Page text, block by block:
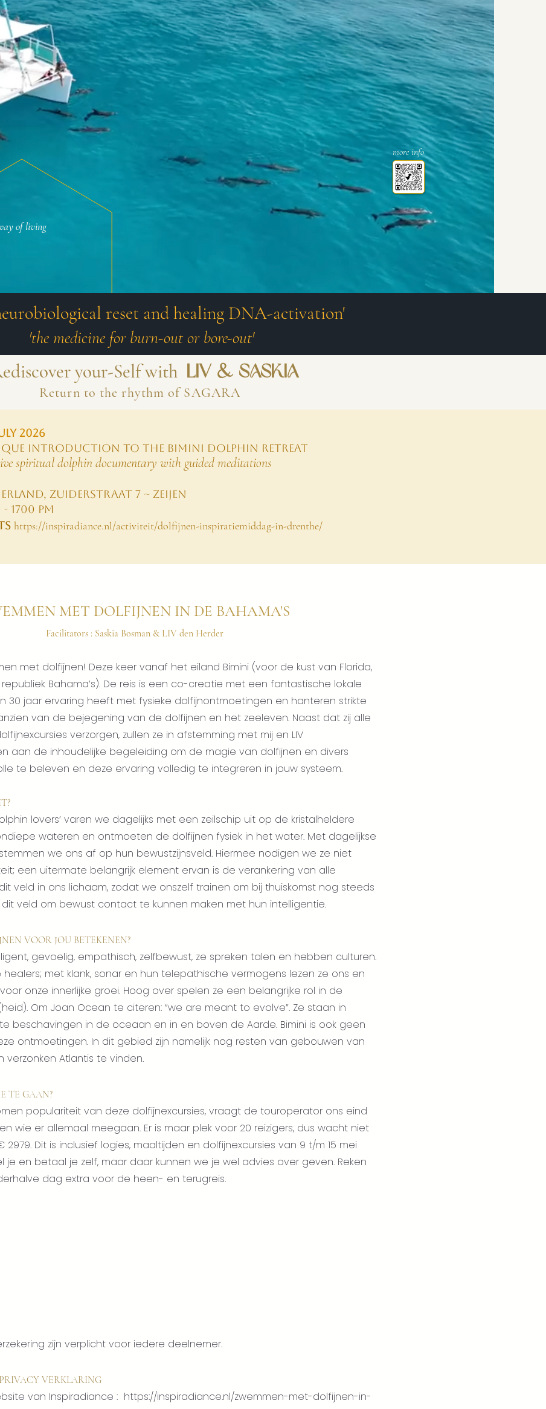
of living
more info
reset and healing DNA-activation'
'the medicine for burn-out or bore-out'
your-Self with LIV & SASKIA
Return to the rhythm of SAGARA
2026
introduction to the Bimini dolphin retreat
spiritual dolphin documentary with guided meditations
Zuiderstraat 7 ~ Zeijen
- 1700 PM
https://inspiradiance.nl/activiteit/dolfijnen-inspiratiemiddag-in-drenthe/
MET DOLFIJNEN IN DE BAHAMA'S
Facilitators : Saskia Bosman & LIV den Herder
met dolfijnen! Deze keer vanaf het eiland Bimini (voor de kust van Florida,
Bahama’s). De reis is een co-creatie met een fantastische lokale
30 jaar ervaring heeft met fysieke dolfijnontmoetingen en hanteren strikte
van de bejegening van de dolfijnen en het zeeleven. Naast dat zij alle
verzorgen, zullen ze in afstemming met mij en LIV
aan de inhoudelijke begeleiding om de magie van dolfijnen en divers
te beleven en deze ervaring volledig te integreren in jouw systeem.
lovers’ varen we dagelijks met een zeilschip uit op de kristalheldere
wateren en ontmoeten de dolfijnen fysiek in het water. Met dagelijkse
we ons af op hun bewustzijnsveld. Hiermee nodigen we ze niet
een uitermate belangrijk element ervan is de verankering van alle
veld in ons lichaam, zodat we onszelf trainen om bij thuiskomst nog steeds
veld om bewust contact te kunnen maken met hun intelligentie.
VOOR JOU BETEKENEN?
gevoelig, empathisch, zelfbewust, ze spreken talen en hebben culturen.
healers; met klank, sonar en hun telepathische vermogens lezen ze ons en
onze innerlijke groei. Hoog over spelen ze een belangrijke rol in de
Om Joan Ocean te citeren: “we are meant to evolve”. Ze staan in
beschavingen in de oceaan en in en boven de Aarde. Bimini is ook geen
ontmoetingen. In dit gebied zijn namelijk nog resten van gebouwen van
verzonken Atlantis te vinden.
TE GAAN?
populariteit van deze dolfijnexcursies, vraagt de touroperator ons eind
wie er allemaal meegaan. Er is maar plek voor 20 reizigers, dus wacht niet
2979. Dit is inclusief logies, maaltijden en dolfijnexcursies van 9 t/m 15 mei
je en betaal je zelf, maar daar kunnen we je wel advies over geven. Reken
dag extra voor de heen- en terugreis.
zijn verplicht voor iedere deelnemer.
VERKLARING
van Inspiradiance : https://inspiradiance.nl/zwemmen-met-dolfijnen-in-